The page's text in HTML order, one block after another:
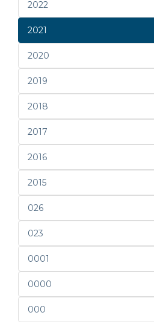
2022
2021
2020
2019
2018
2017
2016
2015
026
023
0001
0000
000